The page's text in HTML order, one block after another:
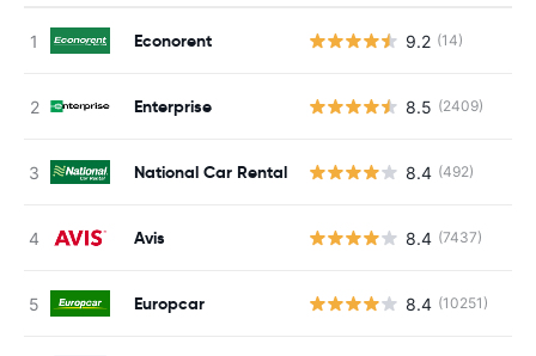
Econorent 9.2 (14)
Enterprise 8.5 (2409)
National Car Rental 8.4 (492)
Avis 8.4 (7437)
Europcar 8.4 (10251)